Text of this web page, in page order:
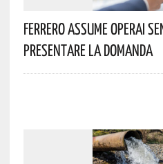
Ferrero Assume Operai
Presentare La Domanda